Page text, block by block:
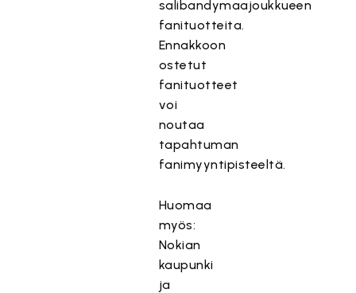
salibandymaajoukkueen
fanituotteita.
Ennakkoon
ostetut
fanituotteet
voi
noutaa
tapahtuman
fanimyyntipisteeltä.
Huomaa
myös:
Nokian
kaupunki
ja